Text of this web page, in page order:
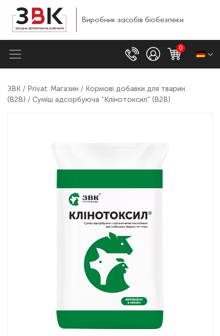
Виробник засобів біобезпеки
0
ЗВК / Privat: Магазин / Кормові добавки для тварин
(B2B) / Суміш адсорбуюча “Клінотоксил” (B2B)